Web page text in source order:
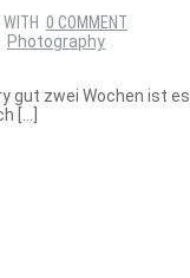
WITH 0 COMMENT
Photography
gut zwei Wochen ist
[…]